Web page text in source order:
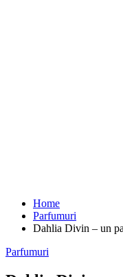
Home
Parfumuri
Dahlia Divin – un
Parfumuri